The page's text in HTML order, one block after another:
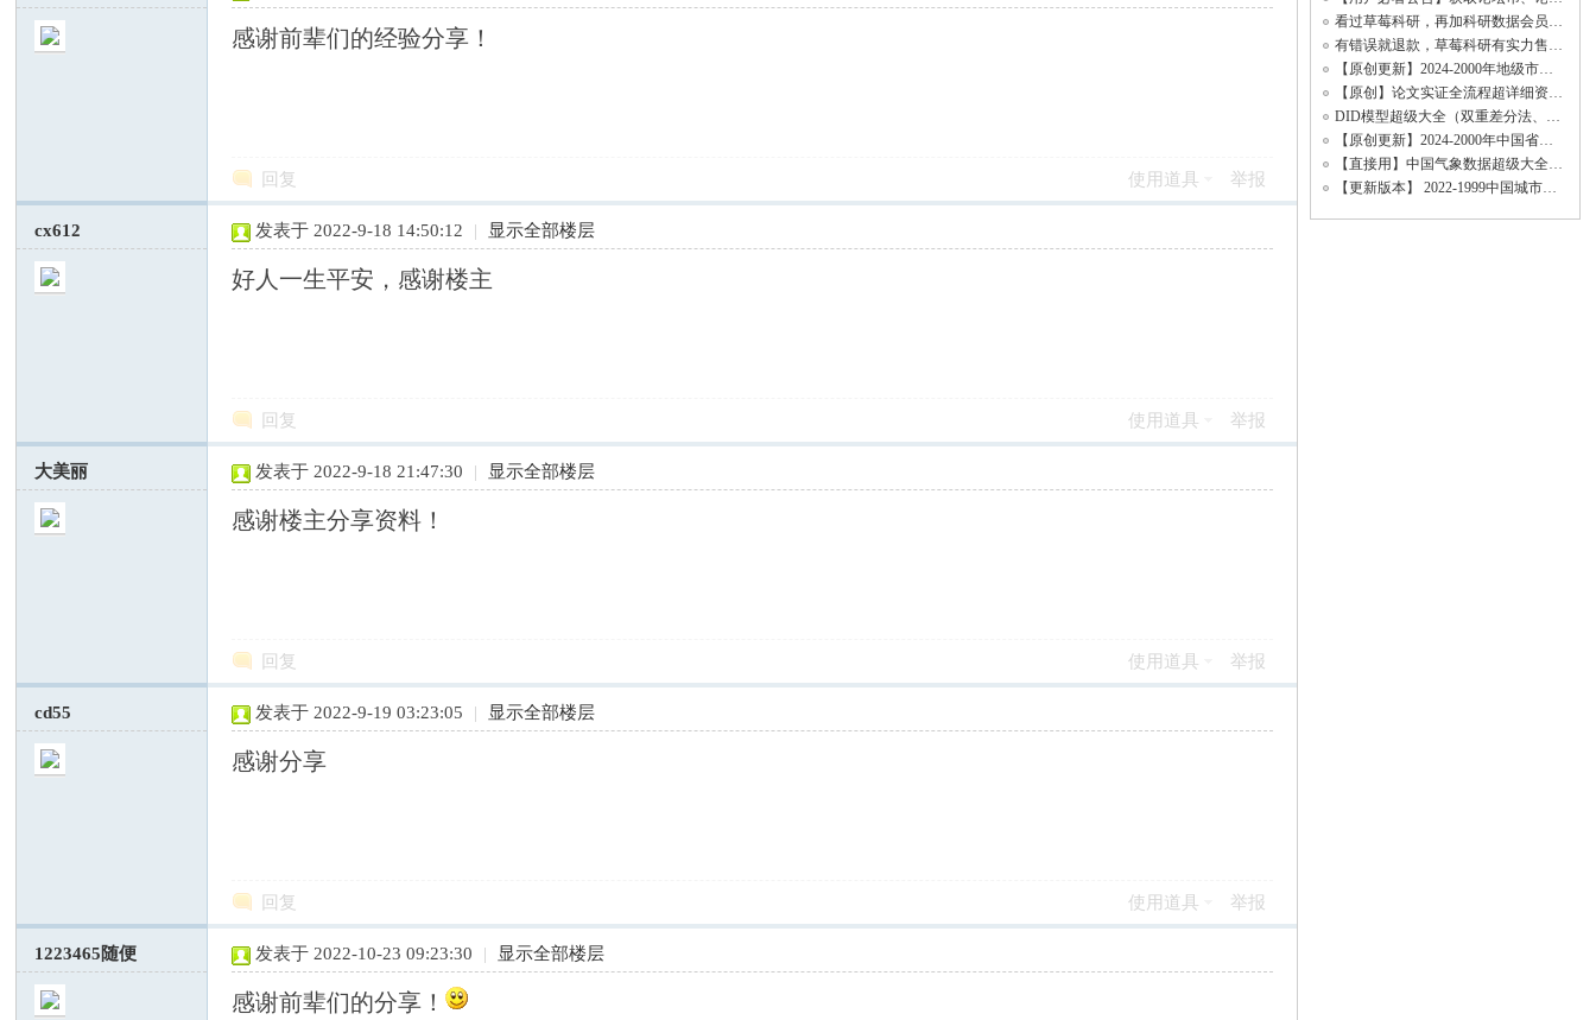
感谢前辈们的经验分享！
回复 使用道具 举报
cx612 发表于 2022-9-18 14:50:12 | 显示全部楼层
好人一生平安，感谢楼主
回复 使用道具 举报
大美丽 发表于 2022-9-18 21:47:30 | 显示全部楼层
感谢楼主分享资料！
回复 使用道具 举报
cd55 发表于 2022-9-19 03:23:05 | 显示全部楼层
感谢分享
回复 使用道具 举报
1223465随便 发表于 2022-10-23 09:23:30 | 显示全部楼层
感谢前辈们的分享！